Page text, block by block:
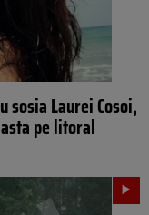
sosia Laurei Cosoi,
pe litoral